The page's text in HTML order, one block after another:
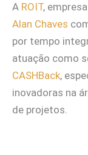
A ROIT,
Alan Chaves
por tempo
atuação como
CASHBack,
inovadoras na
de projetos.